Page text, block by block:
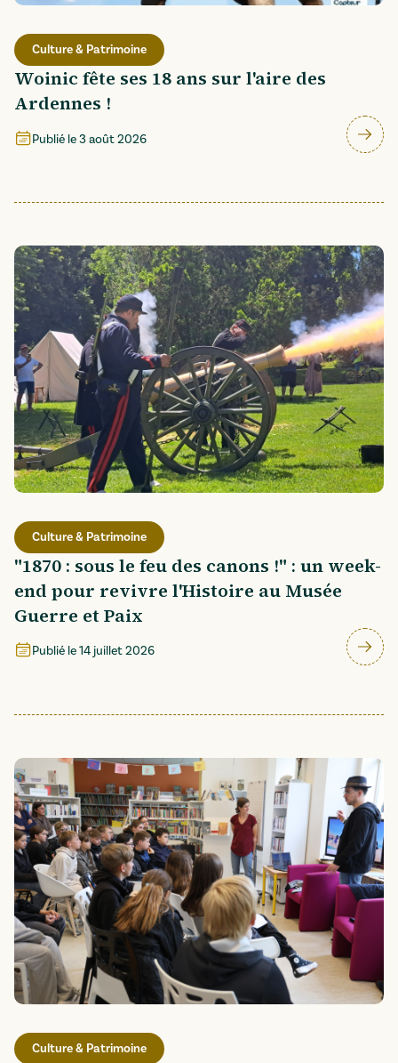
Culture & Patrimoine
Woinic fête ses 18 ans sur l'aire des
Ardennes !
Publié le3 août 2026
Culture & Patrimoine
"1870 : sous le feu des canons !" : un week-
end pour revivre l'Histoire au Musée
Guerre et Paix
Publié le14 juillet 2026
Culture & Patrimoine